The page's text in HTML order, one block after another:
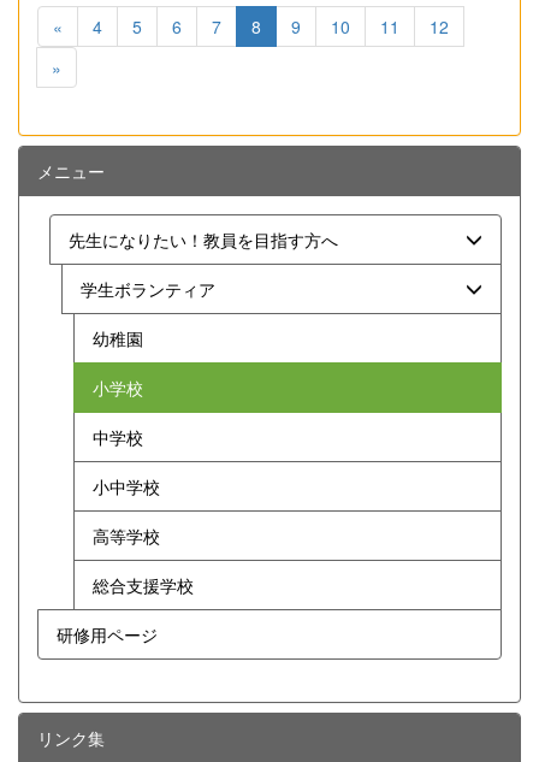
« 4 5 6 7 8 9 10 11
12
»
メニュー
先生になりたい！教員を目指す方へ
学生ボランティア
幼稚園
小学校
中学校
小中学校
高等学校
総合支援学校
研修用ページ
リンク集